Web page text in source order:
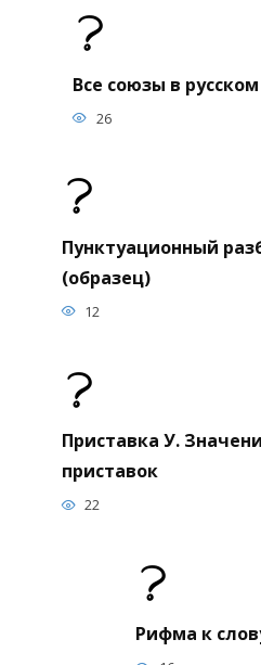
Все союзы в
26
Пунктуационный
(образец)
12
Приставка У.
приставок
22
Рифма к